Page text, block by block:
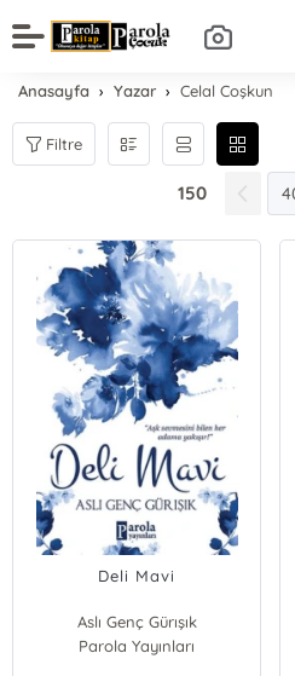
Anasayfa Yazar Celal Coşkun
Filtre
150
Deli Mavi
Aslı Genç Gürışık
Parola Yayınları